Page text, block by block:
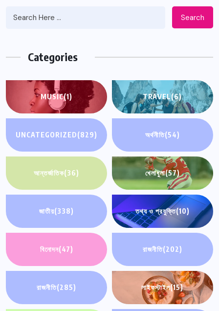
Search
Categories
MUSIC(1) TRAVEL(6)
UNCATEGORIZED(829) অর্থনীতি(54)
আন্তর্জাতিক(36) খেলাধুলা(57)
জাতীয়(338) তথ্য ও প্রযুক্তি(10)
বিনোদন(47) রাজনীতি(202)
রাজনীতি(285) লাইফস্টাইল(15)